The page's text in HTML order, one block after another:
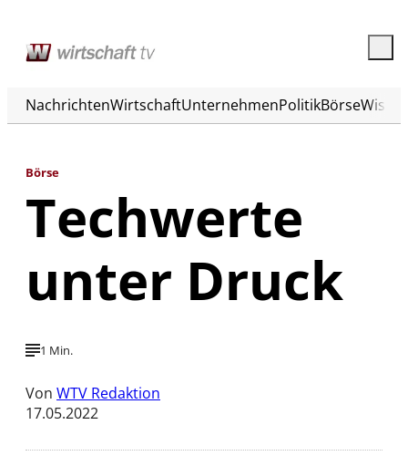
NachrichtenWirtschaftUnternehmenPolitikBörse
Börse
Techwerte
unter Druck
1 Min.
Von WTV Redaktion
17.05.2022